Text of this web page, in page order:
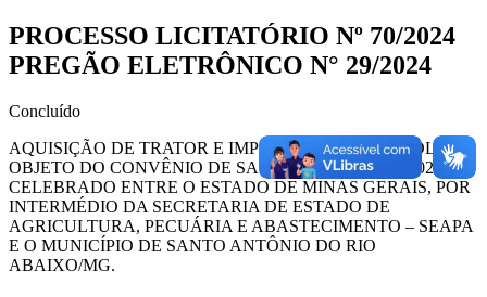
PROCESSO LICITATÓRIO Nº 70/2024
PREGÃO ELETRÔNICO N° 29/2024
Concluído
AQUISIÇÃO DE TRATOR E IMPLEMENTOS AGRÍCOLAS,
OBJETO DO CONVÊNIO DE SAÍDA Nº 1231000527/2024,
CELEBRADO ENTRE O ESTADO DE MINAS GERAIS, POR
INTERMÉDIO DA SECRETARIA DE ESTADO DE
AGRICULTURA, PECUÁRIA E ABASTECIMENTO – SEAPA
E O MUNICÍPIO DE SANTO ANTÔNIO DO RIO
ABAIXO/MG.